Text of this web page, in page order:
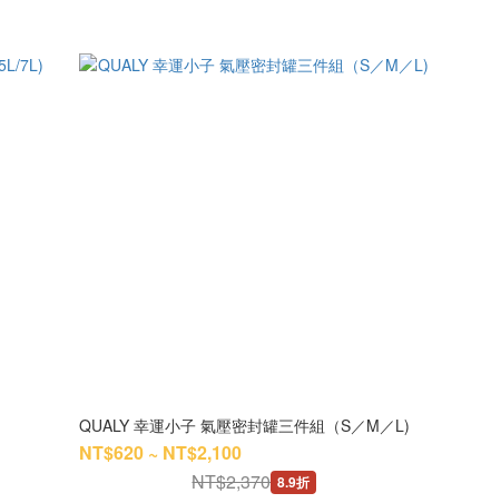
QUALY 幸運小子 氣壓密封罐三件組（S／M／L)
NT$620 ~ NT$2,100
NT$2,370 8.9折